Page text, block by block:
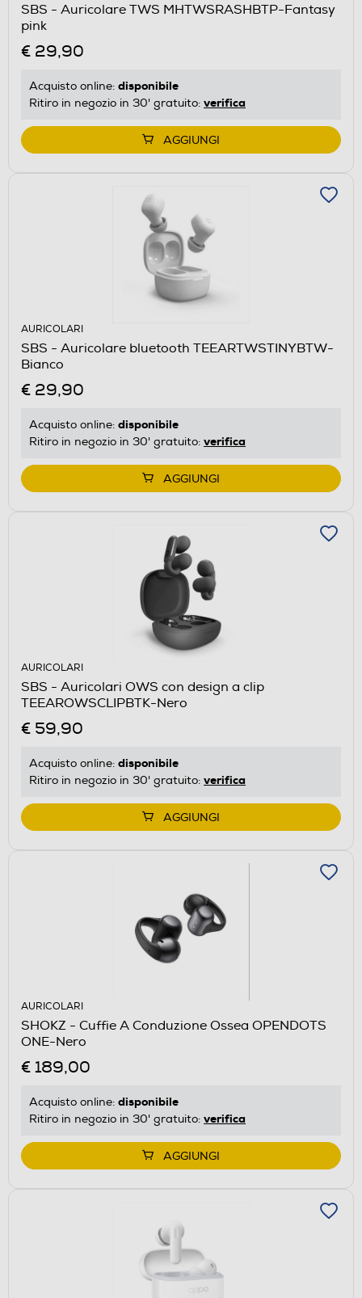
SBS - Auricolare TWS MHTWSRASHBTP-Fantasy
pink
€ 29,90
Acquisto online: disponibile
Ritiro in negozio in 30' gratuito: verifica
AGGIUNGI
AURICOLARI
SBS - Auricolare bluetooth TEEARTWSTINYBTW-
Bianco
€ 29,90
Acquisto online: disponibile
Ritiro in negozio in 30' gratuito: verifica
AGGIUNGI
AURICOLARI
SBS - Auricolari OWS con design a clip
TEEAROWSCLIPBTK-Nero
€ 59,90
Acquisto online: disponibile
Ritiro in negozio in 30' gratuito: verifica
AGGIUNGI
AURICOLARI
SHOKZ - Cuffie A Conduzione Ossea OPENDOTS
ONE-Nero
€ 189,00
Acquisto online: disponibile
Ritiro in negozio in 30' gratuito: verifica
AGGIUNGI